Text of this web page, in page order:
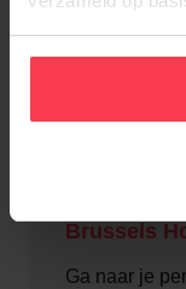
Ga naar je
Download
Brussels
Ga naar je